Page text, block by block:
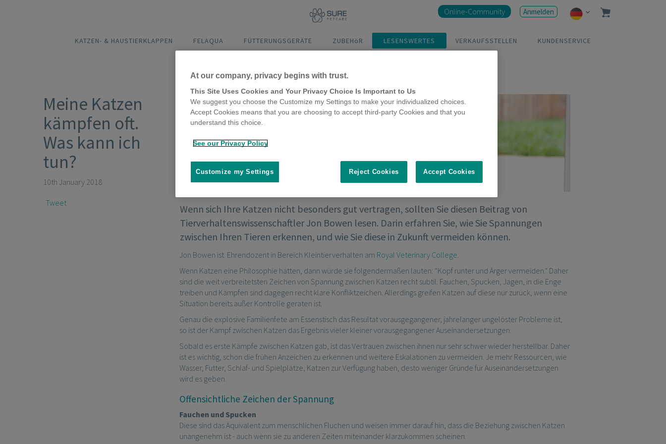
KATZEN- & HAUSTIERKLAPPEN FELAQUA FÜTTERUNGSGERÄTE ZUBEHöR LESENSWERTES VERKAUFSSTELLEN KUNDENSERVICE
Online-Community Anmelden
Meine Katzen
kämpfen oft.
Was kann ich
tun?
10th January 2018
Tweet
Wenn sich Ihre Katzen nicht besonders gut vertragen, sollten Sie diesen Beitrag von
Tierverhaltenswissenschaftler Jon Bowen lesen. Darin erfahren Sie, wie Sie Spannungen
zwischen Ihren Tieren erkennen, und wie Sie diese in Zukunft vermeiden können.
Jon Bowen ist Ehrendozent in Bereich Kleintierverhalten am Royal Veterinary College
Wenn Katzen eine Philosophie hätten, dann würde sie folgendermaßen lauten: “Kopf runter und Ärger vermeiden." Daher
sind die weit verbreitetsten Zeichen von Spannung zwischen Katzen recht subtil. Fauchen, Spucken, Jagen, in die Enge
treiben und Kämpfen sind dagegen recht klare Konfliktzeichen. Allerdings greifen Katzen auf diese nur zurück, wenn eine
Situation bereits außer Kontrolle geraten ist.
Genau die explosive Familienfete am Essenstisch das Resultat vorausgegangener, jahrelanger ungelöster Probleme ist,
so ist der Kampf zwischen Katzen das Ergebnis vieler kleiner vorausgegangener Auseinandersetzungen.
Sobald es erste Kämpfe zwischen Katzen gab, ist das Vertrauen zwischen ihnen nur sehr schwer wieder herstellbar. Daher
ist es wichtig, schon die frühen Anzeichen zu erkennen und weitere Eskalationen zu vermeiden. Je mehr Ressourcen, wie
Wasser, Futter, Schlaf- und Spielplätze, Katzen zur Verfügung haben, desto weniger Gründe für Auseinandersetzungen
wird es geben.
Offensichtliche Zeichen der Spannung
Fauchen und Spucken
Diese sind das Äquivalent zum menschlichen Fluchen und weisen immer darauf hin, dass die Beziehung zwischen Katzen
unangenehm ist - auch wenn sie zu anderen Zeiten miteinander klarzukommen scheinen.
At our company, privacy begins with trust.
This Site Uses Cookies and Your Privacy Choice Is Important to Us
We suggest you choose the Customize my Settings to make your individualized choices.
Accept Cookies means that you are choosing to accept third-party Cookies and that you
understand this choice.
See our Privacy Policy
Reject Cookies Accept Cookies
Customize my Settings